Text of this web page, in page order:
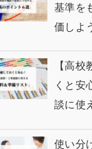
基準を
価しよ
【高
くと安
談に使
使い分